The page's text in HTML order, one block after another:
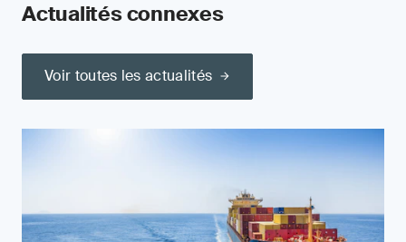
Actualités connexes
Voir toutes les actualités